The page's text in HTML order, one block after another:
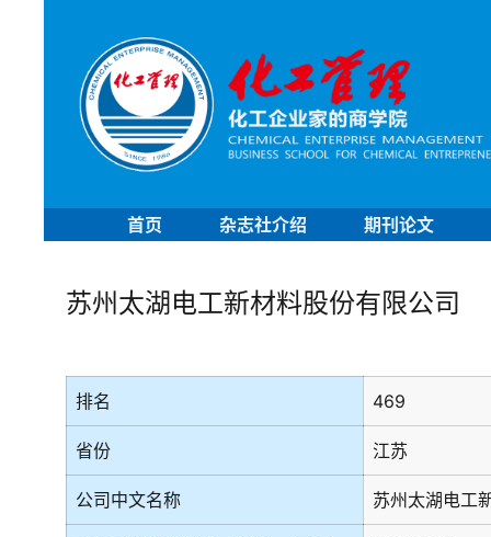
首页 杂志社介绍 期刊论文
苏州太湖电工新材料股份有限公司
排名 469
省份 江苏
公司中文名称 苏州太湖电工